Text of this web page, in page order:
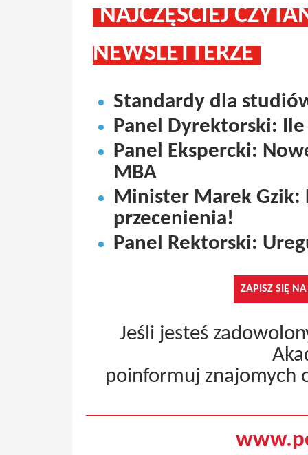
NAJCZĘŚCIEJ
NEWSLETTERZE
Standardy dla
Panel Dyrektorski:
Panel Ekspercki:
MBA
Minister Marek Gzik:
przecenienia!
Panel Rektorski:
ZAPISZ SIĘ
Jeśli jesteś
poinformuj znajomych